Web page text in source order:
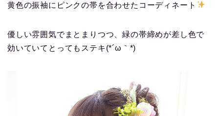
黄色の振袖にピンクの帯を合わせたコーディネート
優しい雰囲気でまとまりつつ、緑の帯締めが差し色で
効いていてとってもステキ(*´ω｀*)